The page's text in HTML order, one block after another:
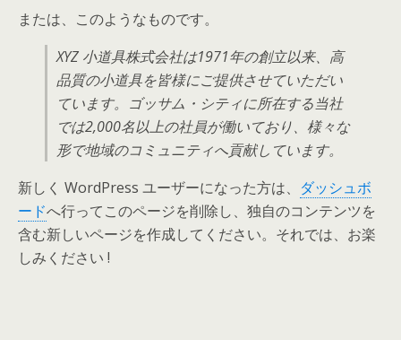
または、このようなものです。
XYZ 小道具株式会社は1971年の創立以来、高
品質の小道具を皆様にご提供させていただい
ています。ゴッサム・シティに所在する当社
では2,000名以上の社員が働いており、様々な
形で地域のコミュニティへ貢献しています。
新しく WordPress ユーザーになった方は、 ダッシュボ
ードへ行ってこのページを削除し、独自のコンテンツを
含む新しいページを作成してください。それでは、お楽
しみください !